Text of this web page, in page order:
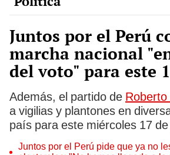
Juntos por el Perú
marcha nacional
del voto" para este
Además, el partido de
a vigilias y plantones en
país para este miércoles 17 de
Juntos por el Perú pide que ya no